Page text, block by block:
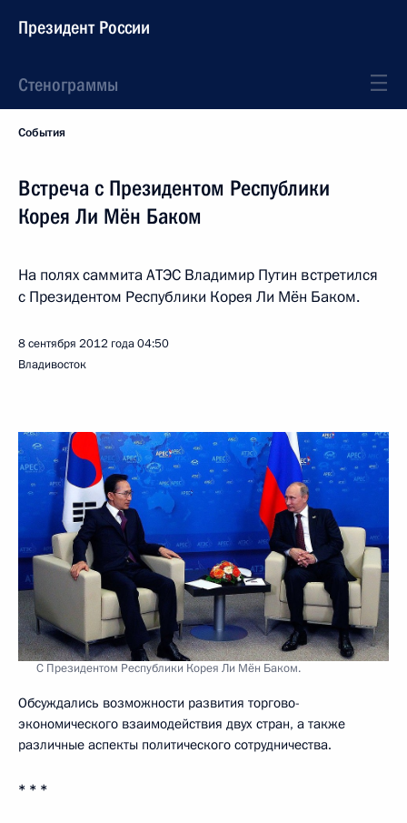
Президент России
Стенограммы
События
Встреча с Президентом Республики
Корея Ли Мён Баком
На полях саммита АТЭС Владимир Путин встретился
с Президентом Республики Корея Ли Мён Баком.
8 сентября 2012 года04:50
Владивосток
С Президентом Республики Корея Ли Мён Баком.
Обсуждались возможности развития торгово-
экономического взаимодействия двух стран, а также
различные аспекты политического сотрудничества.
* * *